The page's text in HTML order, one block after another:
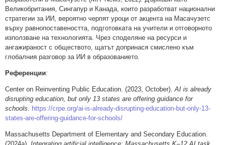
Великобритания, Сингапур и Канада, които разработват национални
стратегии за ИИ, вероятно черпят уроци от акцента на Масачузетс
върху равнопоставеността, подготовката на учители и отговорното
използване на технологията. Чрез споделяне на ресурси и
ангажираност с обществото, щатът допринася смислено към
глобалния разговор за ИИ в образованието.
Референции:
Center on Reinventing Public Education. (2023, October).AI is already
disrupting education, but only 13 states are offering guidance for
schools. https://crpe.org/ai-is-already-disrupting-education-but-only-13-
states-are-offering-guidance-for-schools/
Massachusetts Department of Elementary and Secondary Education.